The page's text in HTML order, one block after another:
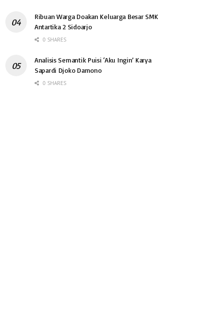
Ribuan Warga Doakan Keluarga Besar SMK
Antartika 2 Sidoarjo
0 SHARES
Analisis Semantik Puisi ‘Aku Ingin’ Karya
Sapardi Djoko Damono
0 SHARES